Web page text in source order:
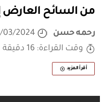
من السائح العارض
رحمه حسن
03/2024
وقت القراءة: 16 دقيقة
أقرأ المزيد